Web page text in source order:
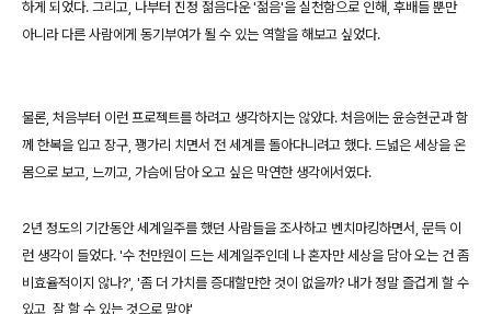
하게 되었다. 그리고, 나부터 진정 젊음다운 '젊음'을 실천함으로 인해, 후배들 뿐만
아니라 다른 사람에게 동기부여가 될 수 있는 역할을 해보고 싶었다.
물론, 처음부터 이런 프로젝트를 하려고 생각하지는 않았다. 처음에는 윤승현군과 함
께 한복을 입고 장구, 꽹가리 치면서 전 세계를 돌아다니려고 했다. 드넓은 세상을 온
몸으로 보고, 느끼고, 가슴에 담아 오고 싶은 막연한 생각에서였다.
2년 정도의 기간동안 세계일주를 했던 사람들을 조사하고 벤치마킹하면서, 문득 이
런 생각이 들었다. '수 천만원이 드는 세계일주인데 나 혼자만 세상을 담아 오는 건 좀
비효율적이지 않나?', '좀 더 가치를 증대할만한 것이 없을까? 내가 정말 즐겁게 할 수
있고, 잘 할 수 있는 것으로 말야'